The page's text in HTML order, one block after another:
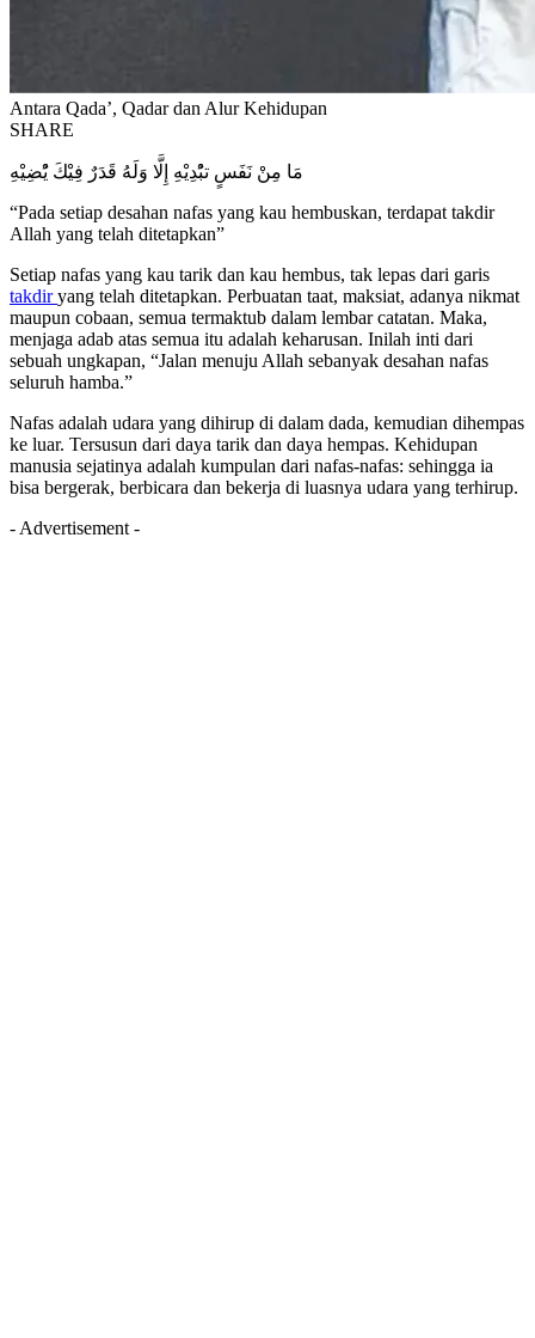
Antara Qada’, Qadar dan Alur Kehidupan
SHARE
مَا مِنْ نَفَسٍ تبُْدِيْهِ إِلَّا وَلَهُ قَدَرٌ فِيْكَ يُْضِيْهِ
“Pada setiap desahan nafas yang kau hembuskan, terdapat takdir
Allah yang telah ditetapkan”
Setiap nafas yang kau tarik dan kau hembus, tak lepas dari garis
takdiryang telah ditetapkan. Perbuatan taat, maksiat, adanya nikmat
maupun cobaan, semua termaktub dalam lembar catatan. Maka,
menjaga adab atas semua itu adalah keharusan. Inilah inti dari
sebuah ungkapan, “Jalan menuju Allah sebanyak desahan nafas
seluruh hamba.”
Nafas adalah udara yang dihirup di dalam dada, kemudian dihempas
ke luar. Tersusun dari daya tarik dan daya hempas. Kehidupan
manusia sejatinya adalah kumpulan dari nafas-nafas: sehingga ia
bisa bergerak, berbicara dan bekerja di luasnya udara yang terhirup.
- Advertisement -